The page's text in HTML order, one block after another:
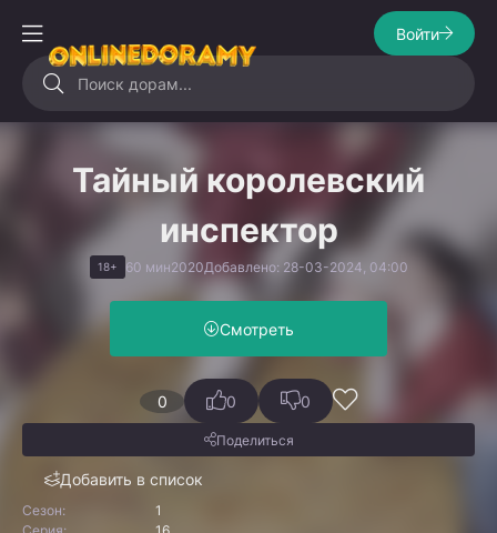
Войти
Тайный королевский
инспектор
18+ 60 мин2020Добавлено: 28-03-2024, 04:00
Смотреть
0
Добавить в список
0 0
Поделиться
Сезон:
1